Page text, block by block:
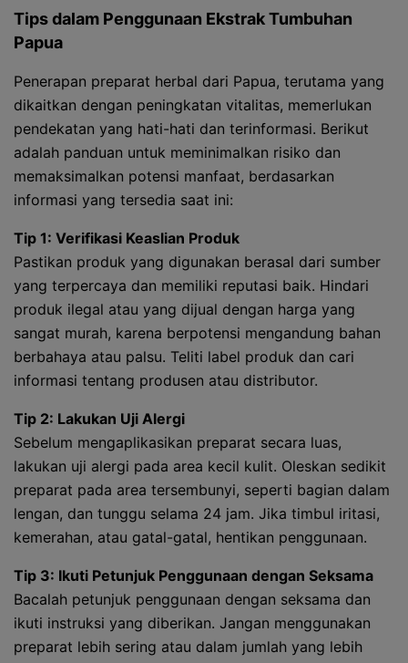
Tips dalam Penggunaan Ekstrak Tumbuhan
Papua
Penerapan preparat herbal dari Papua, terutama yang
dikaitkan dengan peningkatan vitalitas, memerlukan
pendekatan yang hati-hati dan terinformasi. Berikut
adalah panduan untuk meminimalkan risiko dan
memaksimalkan potensi manfaat, berdasarkan
informasi yang tersedia saat ini:
Tip 1: Verifikasi Keaslian Produk
Pastikan produk yang digunakan berasal dari sumber
yang terpercaya dan memiliki reputasi baik. Hindari
produk ilegal atau yang dijual dengan harga yang
sangat murah, karena berpotensi mengandung bahan
berbahaya atau palsu. Teliti label produk dan cari
informasi tentang produsen atau distributor.
Tip 2: Lakukan Uji Alergi
Sebelum mengaplikasikan preparat secara luas,
lakukan uji alergi pada area kecil kulit. Oleskan sedikit
preparat pada area tersembunyi, seperti bagian dalam
lengan, dan tunggu selama 24 jam. Jika timbul iritasi,
kemerahan, atau gatal-gatal, hentikan penggunaan.
Tip 3: Ikuti Petunjuk Penggunaan dengan Seksama
Bacalah petunjuk penggunaan dengan seksama dan
ikuti instruksi yang diberikan. Jangan menggunakan
preparat lebih sering atau dalam jumlah yang lebih